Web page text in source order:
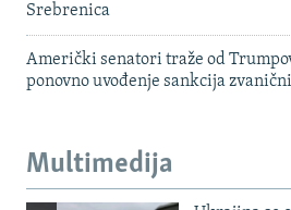
Srebrenica
Američki senatori traže od
ponovno uvođenje sankcija
Multimedija